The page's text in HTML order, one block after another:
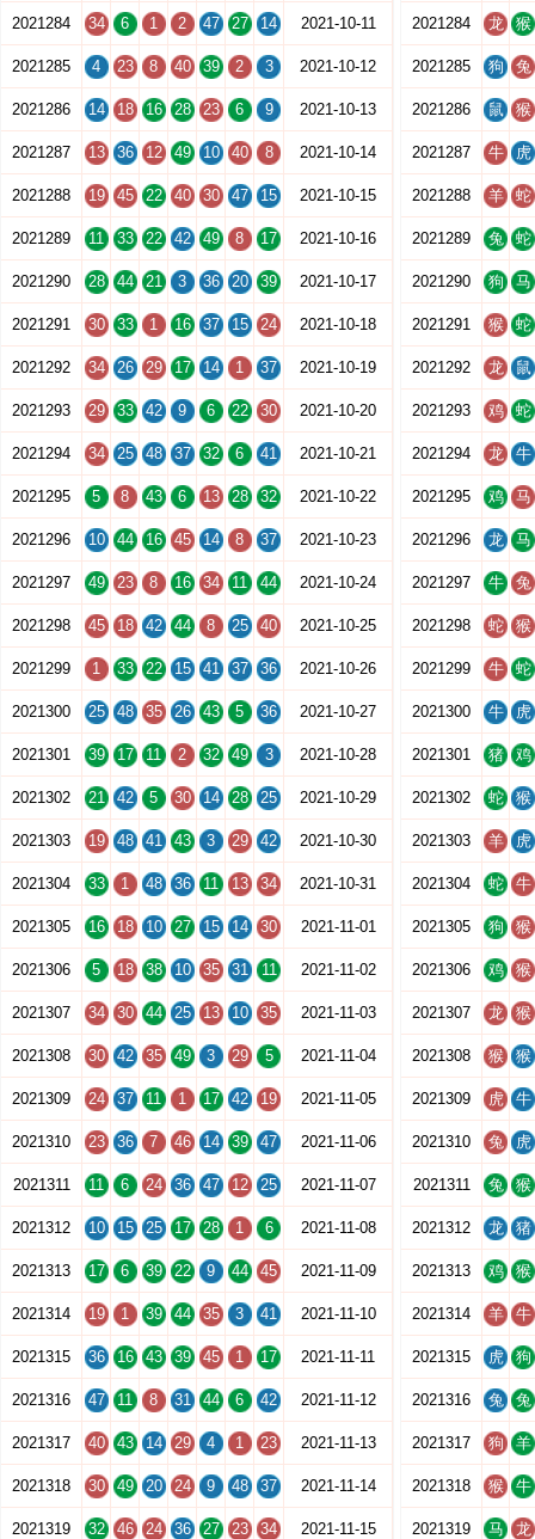
2021284 34 6 1 2 47 27 14 2021-10-11
2021285 4 23 8 40 39 2 3 2021-10-12
2021286 14 18 16 28 23 6 9 2021-10-13
2021287 13 36 12 49 10 40 8 2021-10-14
2021288 19 45 22 40 30 47 15 2021-10-15
2021289 11 33 22 42 49 8 17 2021-10-16
2021290 28 44 21 3 36 20 39 2021-10-17
2021291 30 33 1 16 37 15 24 2021-10-18
2021292 34 26 29 17 14 1 37 2021-10-19
2021293 29 33 42 9 6 22 30 2021-10-20
2021294 34 25 48 37 32 6 41 2021-10-21
2021295 5 8 43 6 13 28 32 2021-10-22
2021296 10 44 16 45 14 8 37 2021-10-23
2021297 49 23 8 16 34 11 44 2021-10-24
2021298 45 18 42 44 8 25 40 2021-10-25
2021299 1 33 22 15 41 37 36 2021-10-26
2021300 25 48 35 26 43 5 36 2021-10-27
2021301 39 17 11 2 32 49 3 2021-10-28
2021302 21 42 5 30 14 28 25 2021-10-29
2021303 19 48 41 43 3 29 42 2021-10-30
2021304 33 1 48 36 11 13 34 2021-10-31
2021305 16 18 10 27 15 14 30 2021-11-01
2021306 5 18 38 10 35 31 11 2021-11-02
2021307 34 30 44 25 13 10 35 2021-11-03
2021308 30 42 35 49 3 29 5 2021-11-04
2021309 24 37 11 1 17 42 19 2021-11-05
2021310 23 36 7 46 14 39 47 2021-11-06
2021311 11 6 24 36 47 12 25 2021-11-07
2021312 10 15 25 17 28 1 6 2021-11-08
2021313 17 6 39 22 9 44 45 2021-11-09
2021314 19 1 39 44 35 3 41 2021-11-10
2021315 36 16 43 39 45 1 17 2021-11-11
2021316 47 11 8 31 44 6 42 2021-11-12
2021317 40 43 14 29 4 1 23 2021-11-13
2021318 30 49 20 24 9 48 37 2021-11-14
2021319 32 46 24 36 27 23 34 2021-11-15
2021284 龙 猴
2021285 狗 兔
2021286 鼠 猴
2021287 牛 虎
2021288 羊 蛇
2021289 兔 蛇
2021290 狗 马
2021291 猴 蛇
2021292 龙 鼠
2021293 鸡 蛇
2021294 龙 牛
2021295 鸡 马
2021296 龙 马
2021297 牛 兔
2021298 蛇 猴
2021299 牛 蛇
2021300 牛 虎
2021301 猪 鸡
2021302 蛇 猴
2021303 羊 虎
2021304 蛇 牛
2021305 狗 猴
2021306 鸡 猴
2021307 龙 猴
2021308 猴 猴
2021309 虎 牛
2021310 兔 虎
2021311 兔 猴
2021312 龙 猪
2021313 鸡 猴
2021314 羊 牛
2021315 虎 狗
2021316 兔 兔
2021317 狗 羊
2021318 猴 牛
2021319 马 龙